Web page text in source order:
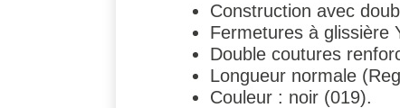
Construction avec
Fermetures à glissière
Double coutures
Longueur normale
Couleur : noir (019).